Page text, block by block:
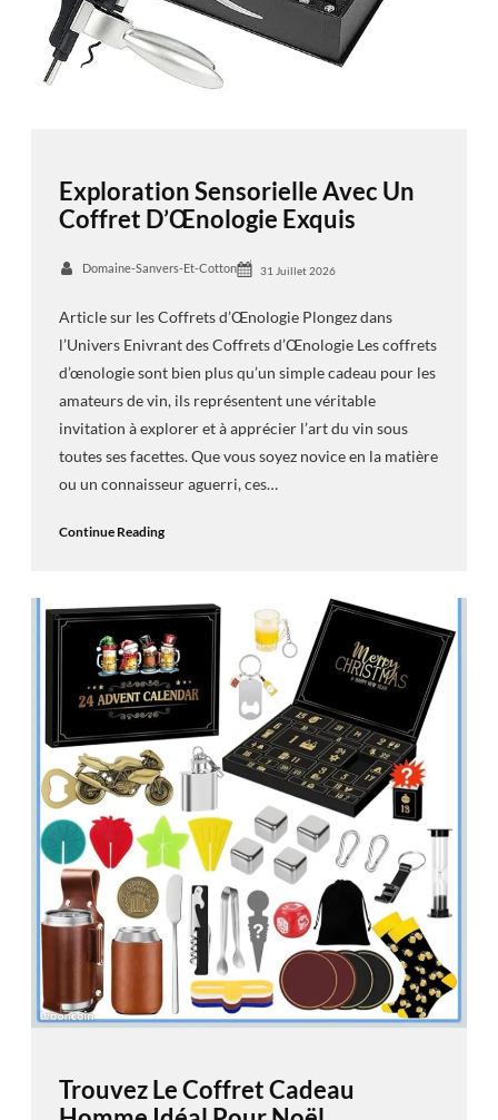
Exploration Sensorielle Avec Un
Coffret D’Œnologie Exquis
Domaine-Sanvers-Et-Cotton 31 Juillet 2026
Article sur les Coffrets d’Œnologie Plongez dans
l’Univers Enivrant des Coffrets d’Œnologie Les coffrets
d’œnologie sont bien plus qu’un simple cadeau pour les
amateurs de vin, ils représentent une véritable
invitation à explorer et à apprécier l’art du vin sous
toutes ses facettes. Que vous soyez novice en la matière
ou un connaisseur aguerri, ces…
Continue Reading
Trouvez Le Coffret Cadeau